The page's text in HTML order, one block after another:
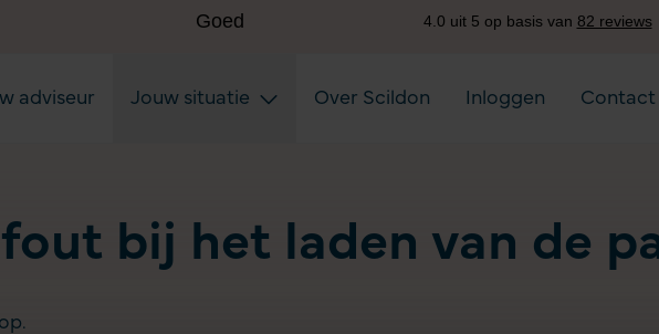
adviseur Jouw situatie Over Scildon Inloggen Contact
bij het laden van de